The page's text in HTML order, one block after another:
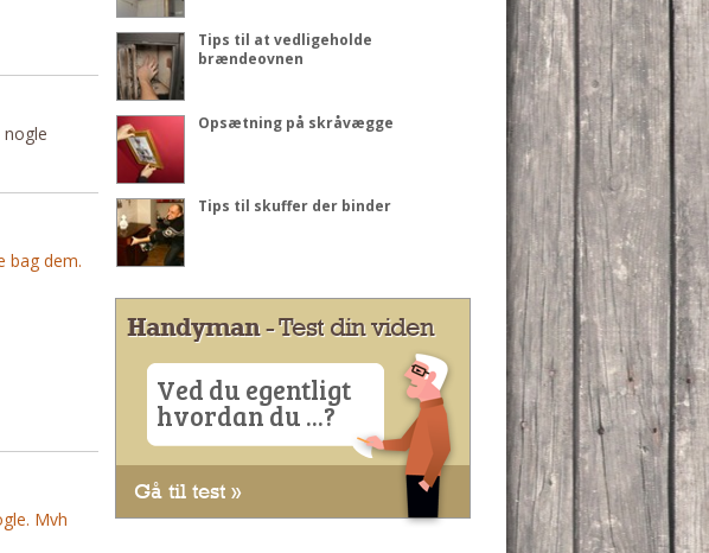
bag dem.
Mvh
Tips til at vedligeholde
brændeovnen
Opsætning på skråvægge
Tips til skuffer der binder
Handyman- Test din viden
Ved du egentligt
hvordan du ...?
Gå til test »